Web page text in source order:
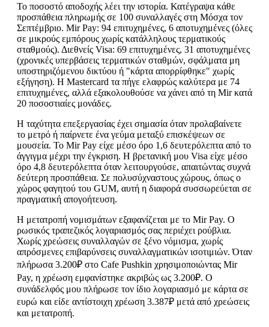
Το ποσοστό αποδοχής λέει την ιστορία. Κατέγραψα κάθε
προσπάθεια πληρωμής σε 100 συναλλαγές στη Μόσχα τον
Σεπτέμβριο. Mir Pay: 94 επιτυχημένες, 6 αποτυχημένες (όλες
σε μικρούς εμπόρους χωρίς κατάλληλους τερματικούς
σταθμούς). Διεθνείς Visa: 69 επιτυχημένες, 31 αποτυχημένες
(χρονικές υπερβάσεις τερματικών σταθμών, σφάλματα μη
υποστηριζόμενου δικτύου ή "κάρτα απορρίφθηκε" χωρίς
εξήγηση). Η Mastercard τα πήγε ελαφρώς καλύτερα με 74
επιτυχημένες, αλλά εξακολουθούσε να χάνει από τη Mir κατά
20 ποσοστιαίες μονάδες.
Η ταχύτητα επεξεργασίας έχει σημασία όταν προλαβαίνετε
το μετρό ή παίρνετε ένα γεύμα μεταξύ επισκέψεων σε
μουσεία. Το Mir Pay είχε μέσο όρο 1,6 δευτερόλεπτα από το
άγγιγμα μέχρι την έγκριση. Η βρετανική μου Visa είχε μέσο
όρο 4,8 δευτερόλεπτα όταν λειτουργούσε, απαιτώντας συχνά
δεύτερη προσπάθεια. Σε πολυσύχναστους χώρους, όπως ο
χώρος φαγητού του GUM, αυτή η διαφορά συσσωρεύεται σε
πραγματική απογοήτευση.
Η μετατροπή νομισμάτων εξαφανίζεται με το Mir Pay. Ο
ρωσικός τραπεζικός λογαριασμός σας περιέχει ρούβλια.
Χωρίς χρεώσεις συναλλαγών σε ξένο νόμισμα, χωρίς
απρόσμενες επιβαρύνσεις συναλλαγματικών ισοτιμιών. Όταν
πλήρωσα 3.200₽ στο Cafe Pushkin χρησιμοποιώντας Mir
Pay, η χρέωση εμφανίστηκε ακριβώς ως 3.200₽. Ο
συνάδελφός μου πλήρωσε τον ίδιο λογαριασμό με κάρτα σε
ευρώ και είδε αντίστοιχη χρέωση 3.387₽ μετά από χρεώσεις
και μετατροπή.